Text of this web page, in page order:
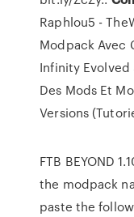
Raphlou5 -
Modpack Avec
Infinity
Des Mods Et
Versions
FTB BEYOND
the modpack
paste the